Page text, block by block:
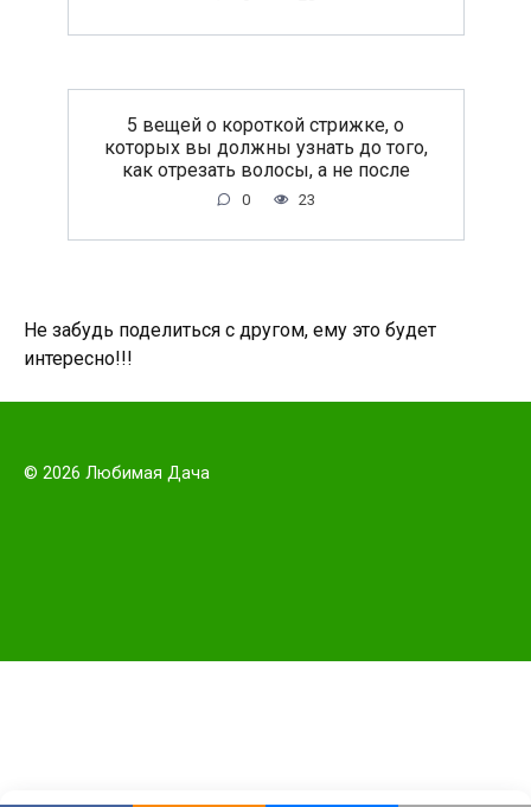
5 вещей о короткой стрижке, о
которых вы должны узнать до того,
как отрезать волосы, а не после
0 23
Не забудь поделиться с другом, ему это будет
интересно!!!
© 2026 Любимая Дача